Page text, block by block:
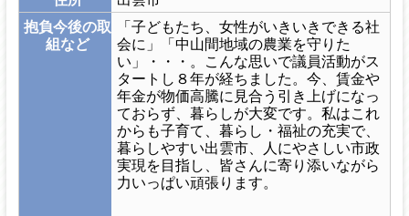
抱負今後の取
組など
「子どもたち、女性がいきいきできる社
会に」「中山間地域の農業を守りた
い」・・・。こんな思いで議員活動がス
タートし８年が経ちました。今、賃金や
年金が物価高騰に見合う引き上げになっ
ておらず、暮らしが大変です。私はこれ
からも子育て、暮らし・福祉の充実で、
暮らしやすい出雲市、人にやさしい市政
実現を目指し、皆さんに寄り添いながら
力いっぱい頑張ります。